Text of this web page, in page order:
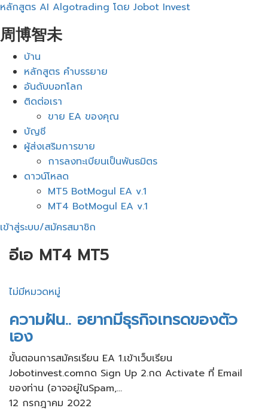
หลักสูตร AI Algotrading โดย Jobot Invest
周博智未
เมนู
บ้าน
หลักสูตร คำบรรยาย
อันดับบอทโลก
ติดต่อเรา
ขาย EA ของคุณ
บัญชี
ผู้ส่งเสริมการขาย
การลงทะเบียนเป็นพันธมิตร
ดาวน์โหลด
MT5 BotMogul EA v.1
MT4 BotMogul EA v.1
เข้าสู่ระบบ/สมัครสมาชิก
อีเอ MT4 MT5
ไม่มีหมวดหมู่
ความฝัน.. อยากมีธุรกิจเทรดของตัว
เอง
ขั้นตอนการสมัครเรียน​ EA 1.เข้าเว็บ​เรียน
Jobotinvest.comกด Sign Up 2.กด Activate ที่ Email
ของท่าน​ (อาจอยู่ใน​Spam,...
12 กรกฎาคม 2022